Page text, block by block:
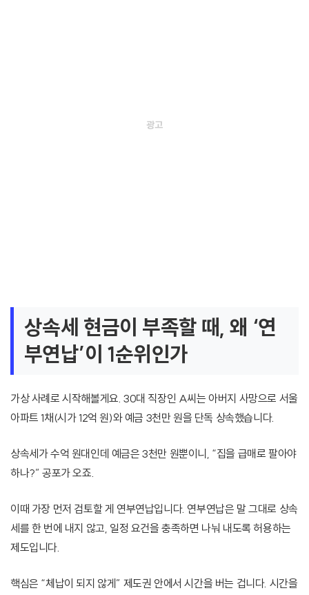
상속세 현금이 부족할 때, 왜 ‘연
부연납’이 1순위인가
가상 사례로 시작해볼게요. 30대 직장인 A씨는 아버지 사망으로 서울
아파트 1채(시가 12억 원)와 예금 3천만 원을 단독 상속했습니다.
상속세가 수억 원대인데 예금은 3천만 원뿐이니, “집을 급매로 팔아야
하나?” 공포가 오죠.
이때 가장 먼저 검토할 게 연부연납입니다. 연부연납은 말 그대로 상속
세를 한 번에 내지 않고, 일정 요건을 충족하면 나눠 내도록 허용하는
제도입니다.
핵심은 “체납이 되지 않게” 제도권 안에서 시간을 버는 겁니다. 시간을